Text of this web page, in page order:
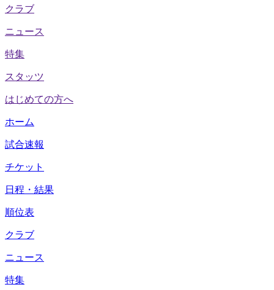
クラブ
ニュース
特集
スタッツ
はじめての方へ
ホーム
試合速報
チケット
日程・結果
順位表
クラブ
ニュース
特集